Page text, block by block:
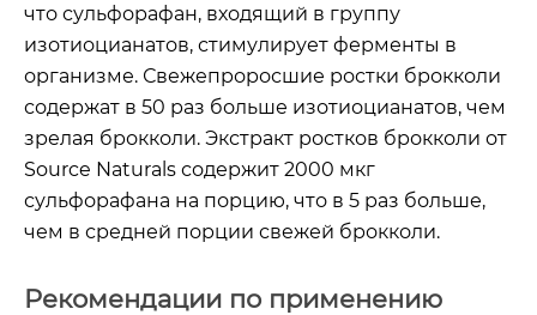
что сульфорафан, входящий в группу
изотиоцианатов, стимулирует ферменты в
организме. Свежепроросшие ростки брокколи
содержат в 50 раз больше изотиоцианатов, чем
зрелая брокколи. Экстракт ростков брокколи от
Source Naturals содержит 2000 мкг
сульфорафана на порцию, что в 5 раз больше,
чем в средней порции свежей брокколи.
Рекомендации по применению